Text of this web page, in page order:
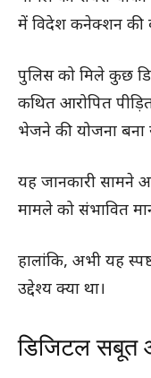
में विदेश कनेक्शन की
पुलिस को मिले कुछ
कथित आरोपित
भेजने की योजना बना
यह जानकारी सामने
मामले को संभावित
हालांकि, अभी यह
उद्देश्य क्या था।
डिजिटल सबूत